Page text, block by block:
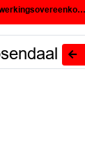
Stationskwartier Roosendaal